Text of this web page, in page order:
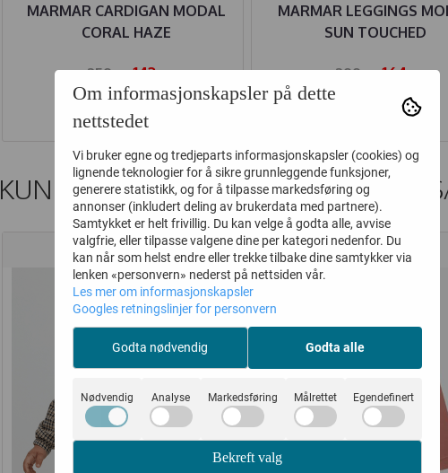
MARMAR CARDIGAN MODAL
CORAL HAZE
259,-
142,-
Kjøp
MARMAR LEGGINGS
SUN TOUCHED
299,-
164,-
KUNDER SOM SÅ PÅ DETTE SÅ
35% 50%
Om informasjonskapsler på dette
nettstedet
Vi bruker egne og tredjeparts informasjonskapsler (cookies) og
lignende teknologier for å sikre grunnleggende funksjoner,
generere statistikk, og for å tilpasse markedsføring og
annonser (inkludert deling av brukerdata med partnere).
Samtykket er helt frivillig. Du kan velge å godta alle, avvise
valgfrie, eller tilpasse valgene dine per kategori nedenfor. Du
kan når som helst endre eller trekke tilbake dine samtykker via
lenken «personvern» nederst på nettsiden vår.
Les mer om informasjonskapsler
Googles retningslinjer for personvern
Godta nødvendig Godta alle
Nødvendig Analyse Markedsføring Målrettet Egendefinert
Bekreft valg